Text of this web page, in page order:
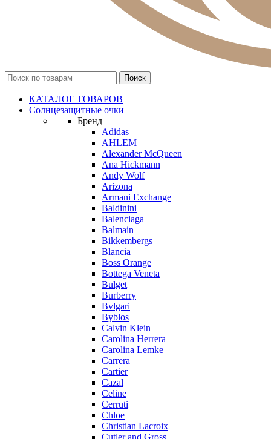
КАТАЛОГ ТОВАРОВ
Солнцезащитные очки
Бренд
Adidas
AHLEM
Alexander McQueen
Ana Hickmann
Andy Wolf
Arizona
Armani Exchange
Baldinini
Balenciaga
Balmain
Bikkembergs
Blancia
Boss Orange
Bottega Veneta
Bulget
Burberry
Bvlgari
Byblos
Calvin Klein
Carolina Herrera
Carolina Lemke
Carrera
Cartier
Cazal
Celine
Cerruti
Chloe
Christian Lacroix
Cutler and Gross